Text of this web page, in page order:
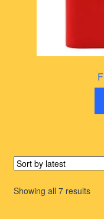
Showing all 7 results